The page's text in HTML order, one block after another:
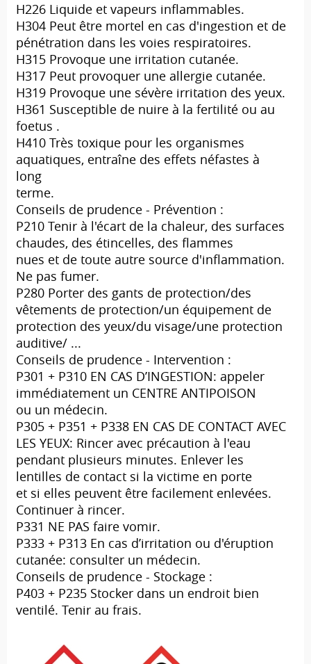
H226 Liquide et vapeurs inflammables.
H304 Peut être mortel en cas d'ingestion et de
pénétration dans les voies respiratoires.
H315 Provoque une irritation cutanée.
H317 Peut provoquer une allergie cutanée.
H319 Provoque une sévère irritation des yeux.
H361 Susceptible de nuire à la fertilité ou au
foetus .
H410 Très toxique pour les organismes
aquatiques, entraîne des effets néfastes à
long
terme.
Conseils de prudence - Prévention :
P210 Tenir à l'écart de la chaleur, des surfaces
chaudes, des étincelles, des flammes
nues et de toute autre source d'inflammation.
Ne pas fumer.
P280 Porter des gants de protection/des
vêtements de protection/un équipement de
protection des yeux/du visage/une protection
auditive/ ...
Conseils de prudence - Intervention :
P301 + P310 EN CAS D’INGESTION: appeler
immédiatement un CENTRE ANTIPOISON
ou un médecin.
P305 + P351 + P338 EN CAS DE CONTACT AVEC
LES YEUX: Rincer avec précaution à l'eau
pendant plusieurs minutes. Enlever les
lentilles de contact si la victime en porte
et si elles peuvent être facilement enlevées.
Continuer à rincer.
P331 NE PAS faire vomir.
P333 + P313 En cas d’irritation ou d'éruption
cutanée: consulter un médecin.
Conseils de prudence - Stockage :
P403 + P235 Stocker dans un endroit bien
ventilé. Tenir au frais.